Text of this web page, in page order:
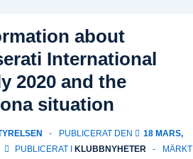
about
International
2020 and the
situation
PUBLICERAT DEN
18 MARS,
PUBLICERAT I KLUBBNYHETER
MÄRKT